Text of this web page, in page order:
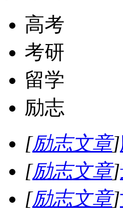
高考
考研
留学
励志
[励志文章]
[励志文章]
[励志文章]